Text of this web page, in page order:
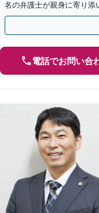
名の弁護士が親身に寄り添
かりやすく解説。WEB相
電話でお問い合